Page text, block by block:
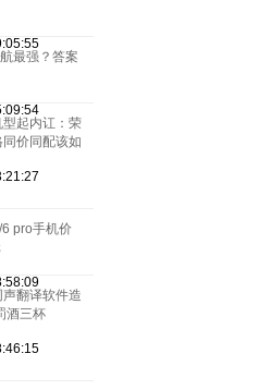
最强？答案
起内讧：荣
价同配该如
pro手机价
翻译软件造
酒三杯